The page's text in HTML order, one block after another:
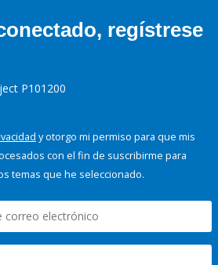
regístrese
P101200
y otorgo mi permiso para que mis
con el fin de suscribirme para
temas que he seleccionado.